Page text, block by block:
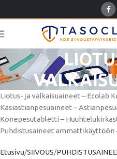
Liotus- ja valkaisuaineet – Ecolab
Käsiastianpesuaineet –
Konepesutabletti –
Puhdistusaineet ammattikäyttöön
Etusivu SIIVOUS